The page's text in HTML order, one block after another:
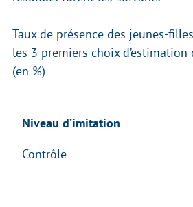
Taux de présence des jeunes-
les 3 premiers choix d’estimation
(en %)
Niveau d’imitation
Contrôle